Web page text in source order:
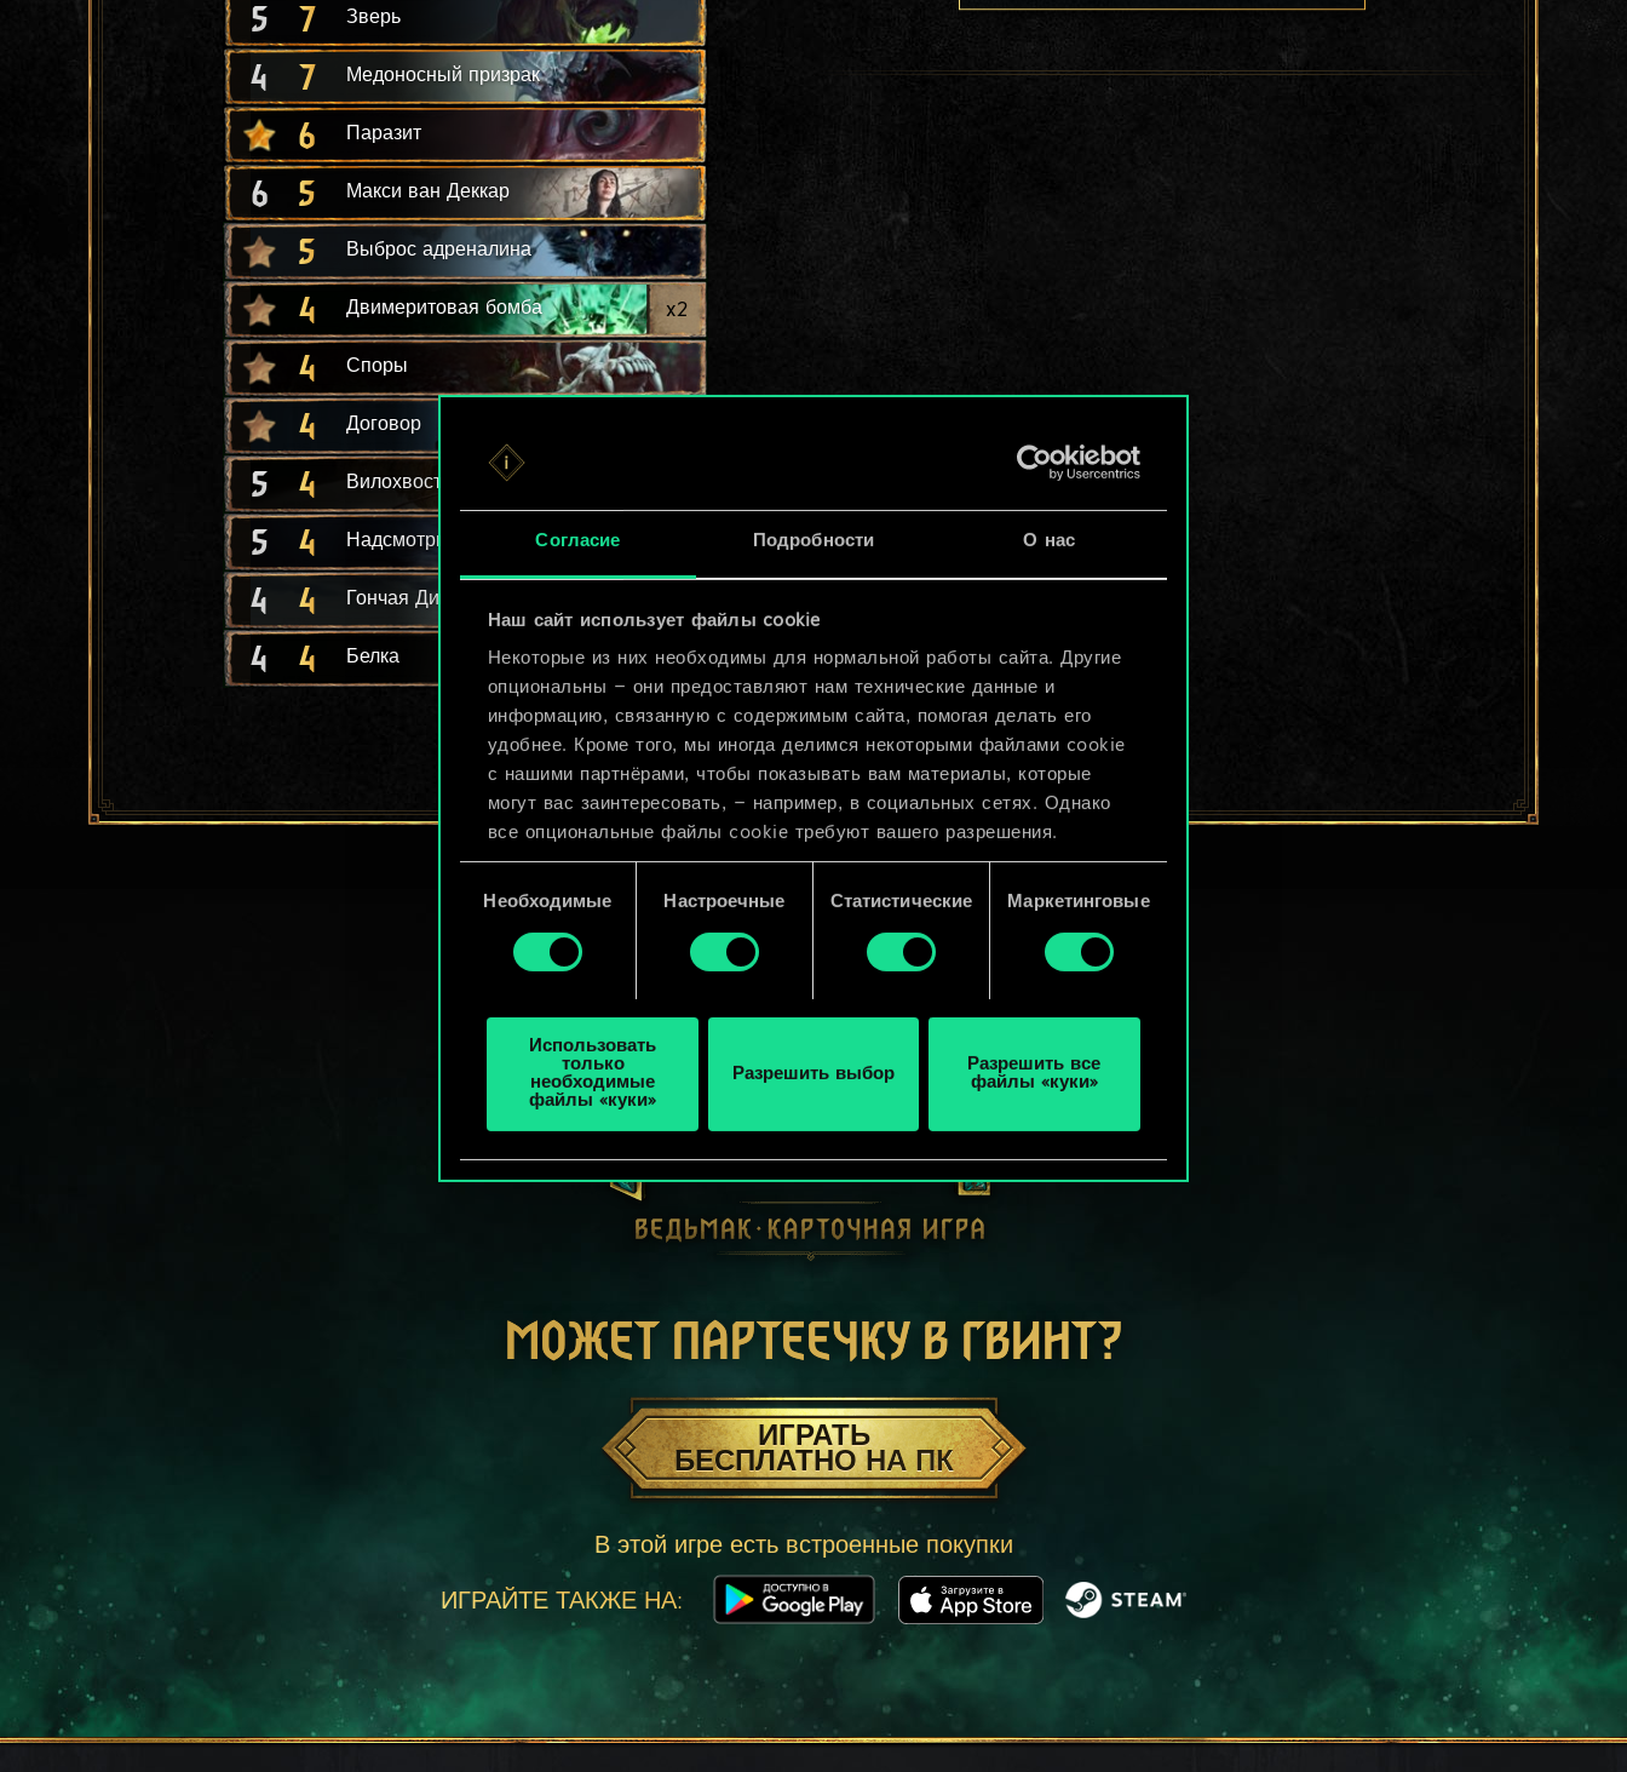
Согласие Подробности О нас
Наш сайт использует файлы cookie
Некоторые из них необходимы для нормальной работы сайта. Другие
опциональны — они предоставляют нам технические данные и
информацию, связанную с содержимым сайта, помогая делать его
удобнее. Кроме того, мы иногда делимся некоторыми файлами cookie
с нашими партнёрами, чтобы показывать вам материалы, которые
могут вас заинтересовать, — например, в социальных сетях. Однако
все опциональные файлы cookie требуют вашего разрешения.
Найти подробную информацию о том, как мы используем ваши файлы
«Настройки» ниже.
согласия
Необходимые Настроечные Статистические Маркетинговые
Использовать
только
необходимые
файлы «куки»
Разрешить выбор
Разрешить все
файлы «куки»
5 7 Зверь
4 7 Медоносный призрак
6 Паразит
6 5 Макси ван Деккар
5 Выброс адреналина
4 Двимеритовая бомба x2
4 Споры
4 Договор
5 4 Вилохвост
5 4 Надсмотрщица Нагльфара
4 4 Гончая Дикой Охоты
4 4 Белка
МОЖЕТ ПАРТЕЕЧКУ В ГВИНТ?
ИГРАТЬ
БЕСПЛАТНО НА ПК
В этой игре есть встроенные покупки
ИГРАЙТЕ ТАКЖЕ НА: